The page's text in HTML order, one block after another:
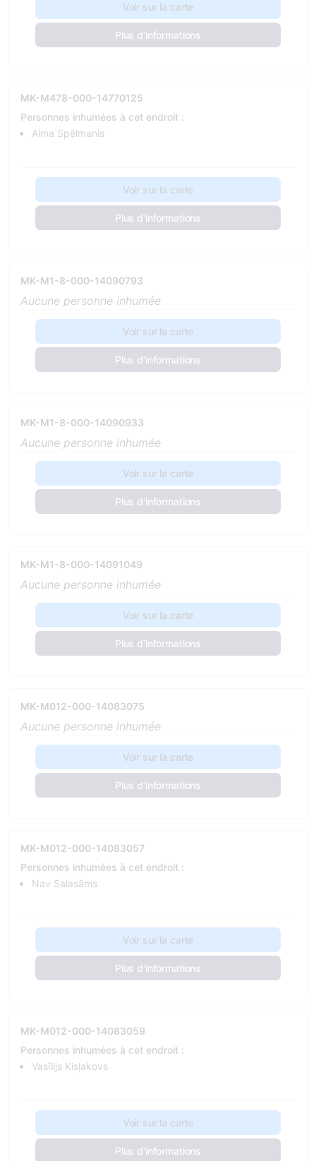
Voir sur la carte
Plus d'informations
MK-M478-000-14770125
Personnes inhumées à cet endroit :
Alma Spēlmanis
Voir sur la carte
Plus d'informations
MK-M1-8-000-14090793
Aucune personne inhumée
Voir sur la carte
Plus d'informations
MK-M1-8-000-14090933
Aucune personne inhumée
Voir sur la carte
Plus d'informations
MK-M1-8-000-14091049
Aucune personne inhumée
Voir sur la carte
Plus d'informations
MK-M012-000-14083075
Aucune personne inhumée
Voir sur la carte
Plus d'informations
MK-M012-000-14083057
Personnes inhumées à cet endroit :
Nav Salasāms
Voir sur la carte
Plus d'informations
MK-M012-000-14083059
Personnes inhumées à cet endroit :
Vasīlijs Kisļakovs
Voir sur la carte
Plus d'informations